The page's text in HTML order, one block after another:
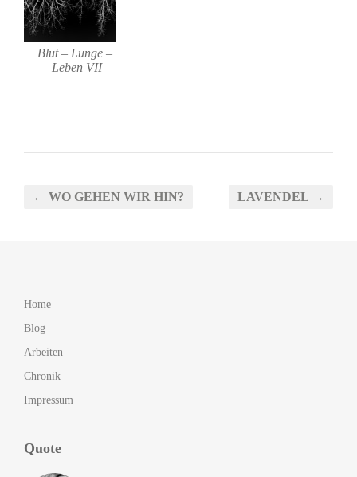
Blut – Lunge –
Leben VII
← WO GEHEN WIR HIN? LAVENDEL →
Home
Blog
Arbeiten
Chronik
Impressum
Quote